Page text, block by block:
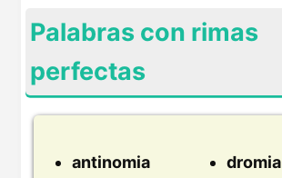
Palabras con rimas
perfectas
antinomia dromia